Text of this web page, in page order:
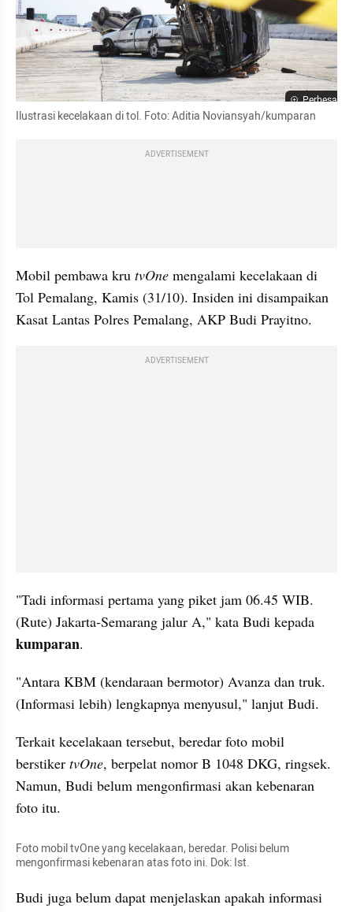
Perbesar
Ilustrasi kecelakaan di tol. Foto: Aditia Noviansyah/kumparan
ADVERTISEMENT
Mobil pembawa kru tvOne mengalami kecelakaan di
Tol Pemalang, Kamis (31/10). Insiden ini disampaikan
Kasat Lantas Polres Pemalang, AKP Budi Prayitno.
ADVERTISEMENT
"Tadi informasi pertama yang piket jam 06.45 WIB.
kumparan.
"Antara KBM (kendaraan bermotor) Avanza dan truk.
(Informasi lebih) lengkapnya menyusul," lanjut Budi.
Terkait kecelakaan tersebut, beredar foto mobil
berstiker tvOne, berpelat nomor B 1048 DKG, ringsek.
Namun, Budi belum mengonfirmasi akan kebenaran
foto itu.
Foto mobil tvOne yang kecelakaan, beredar. Polisi belum
mengonfirmasi kebenaran atas foto ini. Dok: Ist.
Budi juga belum dapat menjelaskan apakah informasi